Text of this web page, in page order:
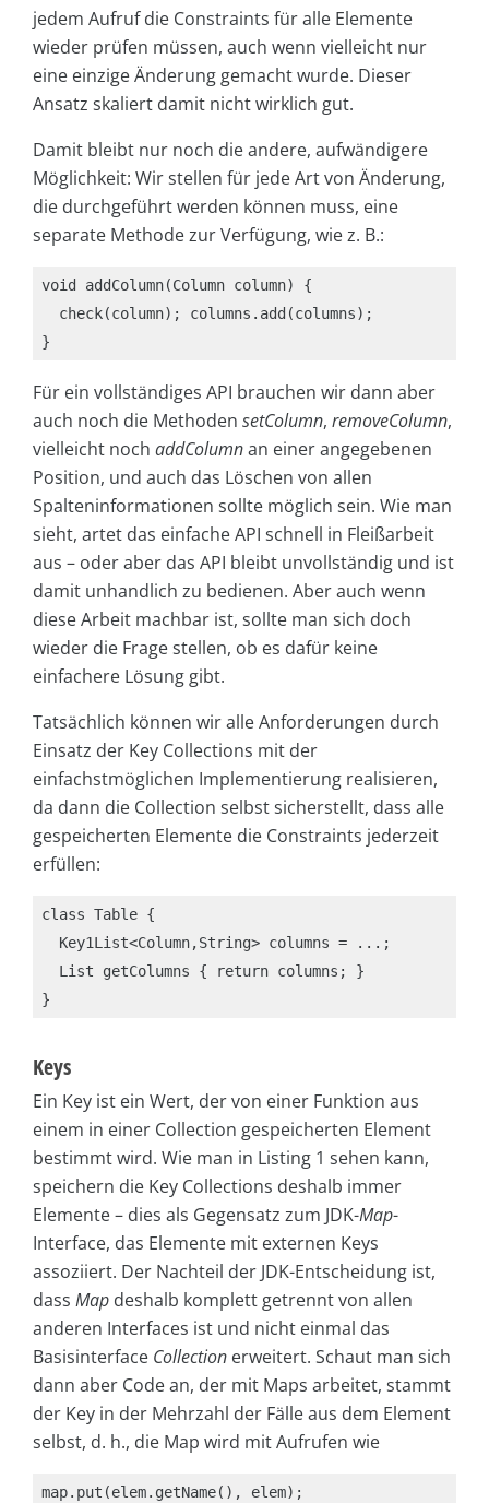
jedem Aufruf die Constraints für alle Elemente
wieder prüfen müssen, auch wenn vielleicht nur
eine einzige Änderung gemacht wurde. Dieser
Ansatz skaliert damit nicht wirklich gut.
Damit bleibt nur noch die andere, aufwändigere
Möglichkeit: Wir stellen für jede Art von Änderung,
die durchgeführt werden können muss, eine
separate Methode zur Verfügung, wie z. B.:
void addColumn(Column column) {
Für ein vollständiges API brauchen wir dann aber
auch noch die Methoden setColumn, removeColumn,
vielleicht noch addColumnan einer angegebenen
Position, und auch das Löschen von allen
Spalteninformationen sollte möglich sein. Wie man
sieht, artet das einfache API schnell in Fleißarbeit
aus – oder aber das API bleibt unvollständig und ist
damit unhandlich zu bedienen. Aber auch wenn
diese Arbeit machbar ist, sollte man sich doch
wieder die Frage stellen, ob es dafür keine
einfachere Lösung gibt.
Tatsächlich können wir alle Anforderungen durch
Einsatz der Key Collections mit der
einfachstmöglichen Implementierung realisieren,
da dann die Collection selbst sicherstellt, dass alle
gespeicherten Elemente die Constraints jederzeit
erfüllen:
class Table {
Keys
Ein Key ist ein Wert, der von einer Funktion aus
einem in einer Collection gespeicherten Element
bestimmt wird. Wie man in Listing 1 sehen kann,
speichern die Key Collections deshalb immer
Elemente – dies als Gegensatz zum JDK-Map-
Interface, das Elemente mit externen Keys
assoziiert. Der Nachteil der JDK-Entscheidung ist,
dass Map deshalb komplett getrennt von allen
anderen Interfaces ist und nicht einmal das
Basisinterface Collection erweitert. Schaut man sich
dann aber Code an, der mit Maps arbeitet, stammt
der Key in der Mehrzahl der Fälle aus dem Element
selbst, d. h., die Map wird mit Aufrufen wie
map.put(elem.getName(), elem);